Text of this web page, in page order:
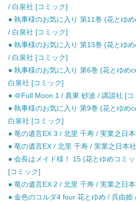
/ 白泉社 [コミック]
● 執事様のお気に入り 第11巻 (花とゆ
/ 白泉社 [コミック]
● 執事様のお気に入り 第13巻 (花とゆ
/ 白泉社 [コミック]
● 執事様のお気に入り 第6巻 (花とゆめ
白泉社 [コミック]
● ＠Full Moon 1 / 真東 砂波 / 講談社 [コ
● 執事様のお気に入り 第9巻 (花とゆめ
白泉社 [コミック]
● 竜の遺言EX 3 / 北里 千寿 / 実業之日
● 竜の遺言EX / 北里 千寿 / 実業之日本
● 会長はメイド様！ 15 (花とゆめコミ
[コミック]
● 竜の遺言EX 2 / 北里 千寿 / 実業之日
● 金色のコルダ4 four 花とゆめ / 呉由姫